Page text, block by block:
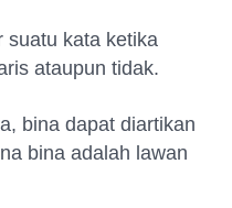
suatu kata ketika
ataupun tidak.
bina dapat diartikan
bina adalah lawan